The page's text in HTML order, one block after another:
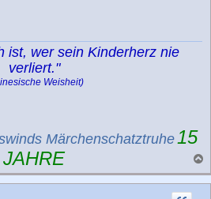
ist, wer sein Kinderherz nie
verliert."
Weisheit)
Märchenschatztruhe 15
JAHRE
a
c